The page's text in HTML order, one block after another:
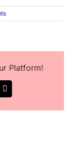
Platform!
Email